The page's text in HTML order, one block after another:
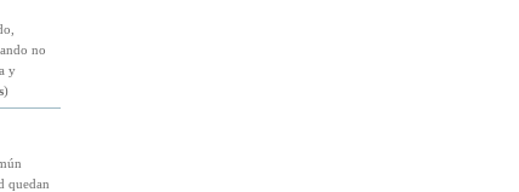
no
y
)
quedan